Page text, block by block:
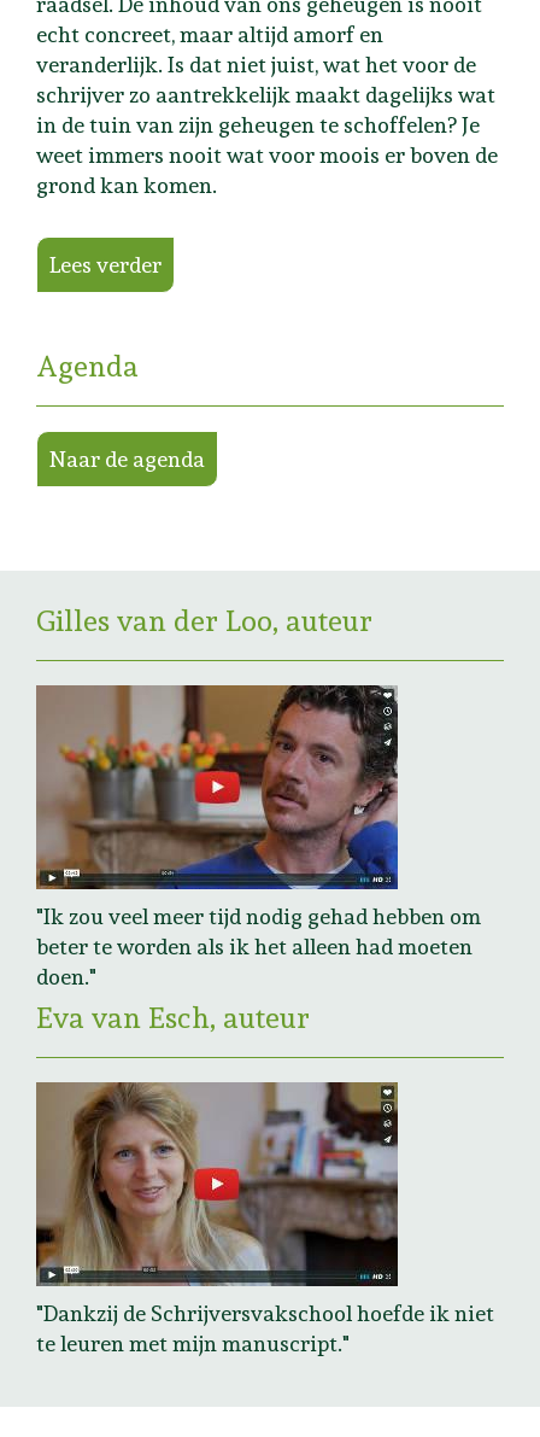
echt concreet, maar altijd amorf en
veranderlijk. Is dat niet juist, wat het voor de
schrijver zo aantrekkelijk maakt dagelijks wat
in de tuin van zijn geheugen te schoffelen? Je
weet immers nooit wat voor moois er boven de
grond kan komen.
Lees verder
Agenda
Naar de agenda
Gilles van der Loo, auteur
"Ik zou veel meer tijd nodig gehad hebben om
beter te worden als ik het alleen had moeten
doen."
Eva van Esch, auteur
"Dankzij de Schrijversvakschool hoefde ik niet
te leuren met mijn manuscript."